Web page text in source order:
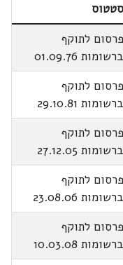
סטטוס
פרסום לתוקף
ברשומות 01.09.76
פרסום לתוקף
ברשומות 29.10.81
פרסום לתוקף
ברשומות 27.12.05
פרסום לתוקף
ברשומות 23.08.06
פרסום לתוקף
ברשומות 10.03.08